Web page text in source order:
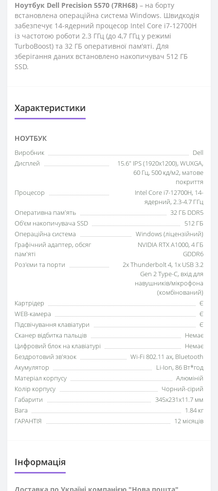
Ноутбук Dell Precision 5570 (7RH68) – на борту
встановлена операційна система Windows. Швидкодія
забезпечує 14-ядерний процесор Intel Core i7-12700H
із частотою роботи 2.3 ГГц (до 4,7 ГГц у режимі
TurboBoost) та 32 ГБ оперативної пам'яті. Для
зберігання даних встановлено накопичувач 512 ГБ
SSD.
Характеристики
НОУТБУК
Виробник
Dell
Дисплей
15.6" IPS (1920x1200), WUXGA,
60 Гц, 500 кд/м2, матове
покриття
Процесор
Intel Core i7-12700H, 14-
ядерний, 2.3-4.7 ГГц
Оперативна пам'ять
32 ГБ DDR5
Об'єм накопичувача SSD
512 ГБ
Операційна система
Windows (ліцензійний)
Графічний адаптер, обсяг
пам'яті
NVIDIA RTX A1000, 4 ГБ
GDDR6
Роз'єми та порти
2x Thunderbolt 4, 1x USB 3.2
Gen 2 Type-C, вхід для
навушників/мікрофона
(комбінований)
Картрідер
Є
WEB-камера
Є
Підсвічування клавіатури
Є
Сканер відбитка пальців
Немає
Цифровий блок на клавіатурі
Немає
Бездротовий зв'язок
Wi-Fi 802.11 ax, Bluetooth
Акумулятор
Li-Ion, 86 Вт*год
Матеріал корпусу
Алюміній
Колір корпусу
Чорний-сірий
Габарити
345x231x11.7 мм
Вага
1.84 кг
ГАРАНТІЯ
12 місяців
Iнформація